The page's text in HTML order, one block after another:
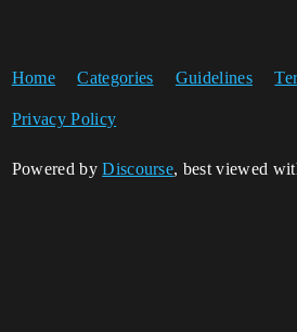
Home Categories Guidelines
Privacy Policy
Powered byDiscourse, best viewed